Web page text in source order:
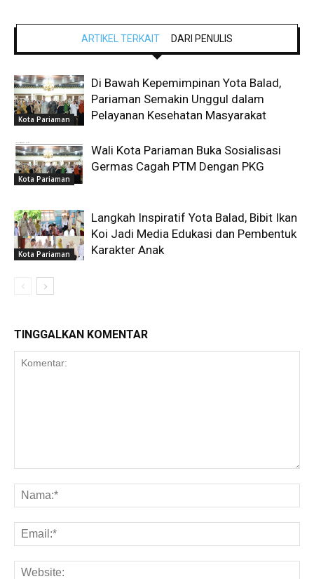
ARTIKEL TERKAIT DARI PENULIS
Kota Pariaman
Di Bawah Kepemimpinan Yota Balad,
Pariaman Semakin Unggul dalam
Pelayanan Kesehatan Masyarakat
Kota Pariaman
Wali Kota Pariaman Buka Sosialisasi
Germas Cagah PTM Dengan PKG
Kota Pariaman
Langkah Inspiratif Yota Balad, Bibit Ikan
Koi Jadi Media Edukasi dan Pembentuk
Karakter Anak
TINGGALKAN KOMENTAR